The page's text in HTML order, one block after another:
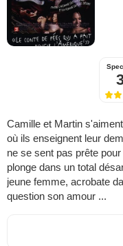
Camille et Martin
où ils enseignent leur
ne se sent pas prête
plonge dans un total
jeune femme, acrobate
question son amour ...